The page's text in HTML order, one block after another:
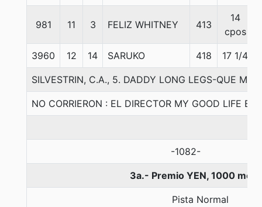
981 11 3 FELIZ WHITNEY 413
14
cpos
3960 12 14 SARUKO 418 17 1/4
SILVESTRIN, C.A., 5. DADDY LONG LEGS-QUE
NO CORRIERON : EL DIRECTOR MY GOOD LIFE
-1082-
3a.- Premio YEN, 1000
Pista Normal